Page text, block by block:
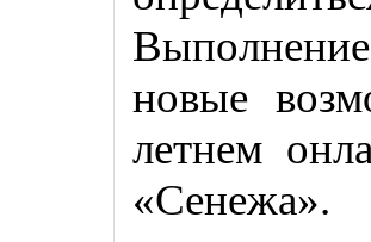
новые
летнем
«Сенежа».